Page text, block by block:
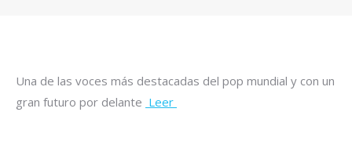
Una de las voces más destacadas del pop mundial y con un
gran futuro por delante Leer